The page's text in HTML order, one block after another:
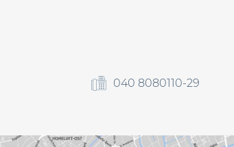
040 8080110-29